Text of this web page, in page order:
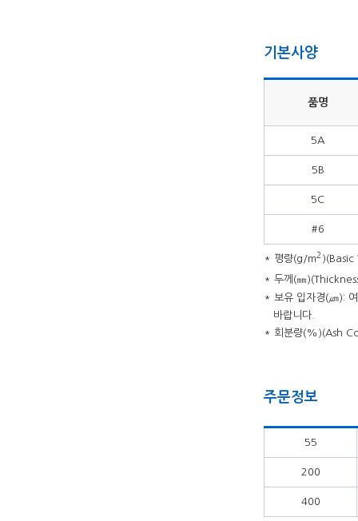
기본사양
품명
5A
5B
5C
#6
* 평량(g/m2 )(Basic
* 두께(㎜
* 보유 입자경(㎛):
바랍니다.
* 회분량(%)(Ash
주문정보
55
200
400